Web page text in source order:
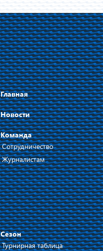
Главная
Новости
Команда
Сотрудничество
Журналистам
Сезон
Турнирная таблица